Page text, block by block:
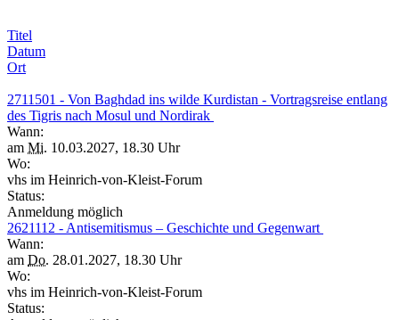
Titel
Datum
Ort
2711501 - Von Baghdad ins wilde Kurdistan - Vortragsreise entlang
des Tigris nach Mosul und Nordirak
Wann:
am Mi. 10.03.2027, 18.30 Uhr
Wo:
vhs im Heinrich-von-Kleist-Forum
Status:
Anmeldung möglich
2621112 - Antisemitismus – Geschichte und Gegenwart
Wann:
am Do. 28.01.2027, 18.30 Uhr
Wo:
vhs im Heinrich-von-Kleist-Forum
Status: